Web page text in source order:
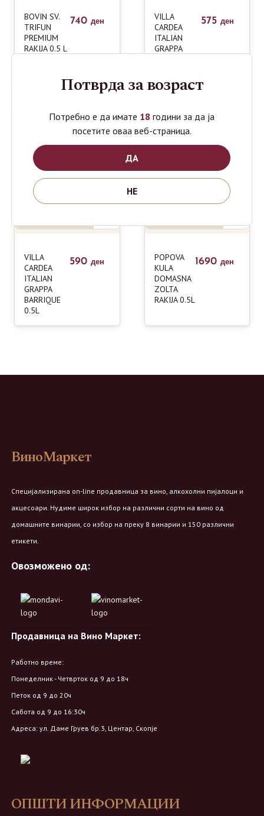
BOVIN SV.
TRIFUN
PREMIUM
RAKIJA 0.5 L
740 ден
VILLA
CARDEA
ITALIAN
GRAPPA
575 ден
VILLA
CARDEA
ITALIAN
GRAPPA
BARRIQUE
0.5L
590 ден
POPOVA
KULA
DOMASNA
ZOLTA
RAKIJA 0.5L
1690 ден
ВиноМаркет
Специјализирана on-line продавница за вино, алкохолни пијалоци и
акцесоари. Нудиме широк избор на различни сорти на вино од
домашните винарии, со избор на преку 8 винарии и 150 различни
етикети.
Овозможено од:
Продавница на Вино Маркет:
Работно време:
Понеделник - Четврток од 9 до 18ч
Петок од 9 до 20ч
Сабота од 9 до 16:30ч
Адреса: ул. Даме Груев бр.3, Центар, Скопје
ОПШТИ ИНФОРМАЦИИ
Потврда за возраст
Потребно е да имате 18 години за да ја
посетите оваа веб-страница.
ДА
НЕ